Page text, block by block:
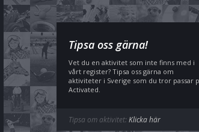
Tipsa oss gärna!
Vet du en aktivitet som inte finns med i
vårt register? Tipsa oss gärna om
aktiviteter i Sverige som du tror passar
Activated.
Tipsa om aktivitet:Klicka här